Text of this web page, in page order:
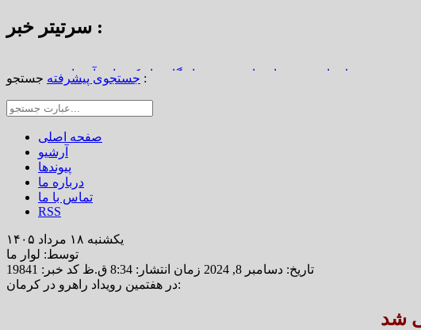
سرتیتر خبر :
استاد محمد نواب‌زاده، چهره ماندگار دیار کریمان، آسمانی شد
بخش بزرگی از املاک/ ضرورت تجدیدنظر در ضوابط احراز تصرفات مالکانه
در بزرگ‌ترین خانه خشتی جهان / سوگواره ملی چشمه‌سار در رفسنجان
جستجوی پیشرفته جستجو :
صفحه اصلی
آرشیو
پیوندها
درباره ما
تماس با ما
RSS
یکشنبه ۱۸ مرداد ۱۴۰۵
توسط: لوار ما
تاریخ: دسامبر 8, 2024 زمان انتشار: 8:34 ق.ظ
کد خبر: 19841
در هفتمین رویداد راهرو در کرمان:
شد